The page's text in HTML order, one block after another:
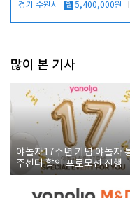
경기 수원시 월 5,400,000원
많이 본 기사
야놀자17주년 기념 야놀자
주센터 할인 프로모션 진행